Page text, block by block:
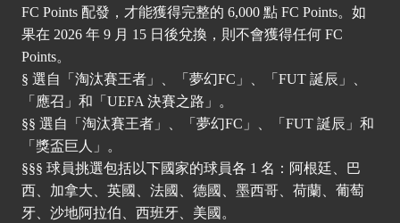
FC Points 配發，才能獲得完整的 6,000 點 FC Points。如
果在 2026 年 9 月 15 日後兌換，則不會獲得任何 FC
Points。
§ 選自「淘汰賽王者」、「夢幻FC」、「FUT 誕辰」、
「應召」和「UEFA 決賽之路」。
§§ 選自「淘汰賽王者」、「夢幻FC」、「FUT 誕辰」和
「獎盃巨人」。
§§§ 球員挑選包括以下國家的球員各 1 名：阿根廷、巴
西、加拿大、英國、法國、德國、墨西哥、荷蘭、葡萄
牙、沙地阿拉伯、西班牙、美國。